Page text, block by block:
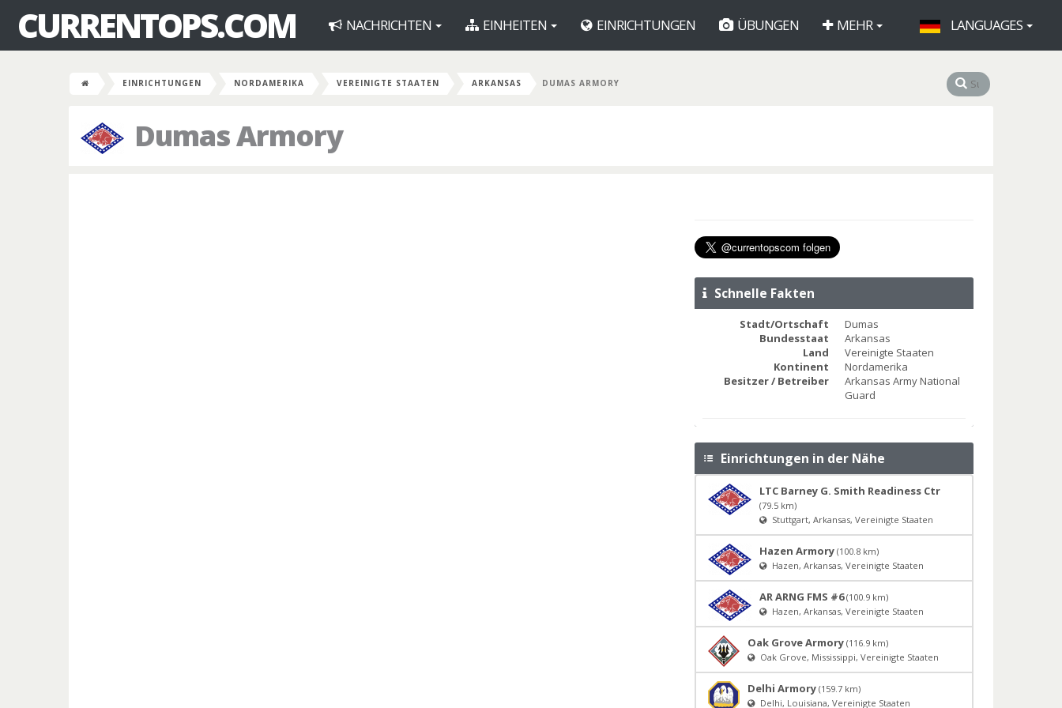
CURRENTOPS.COM NACHRICHTEN EINHEITEN EINRICHTUNGEN ÜBUNGEN MEHR LANGUAGES
EINRICHTUNGEN NORDAMERIKA VEREINIGTE STAATEN ARKANSAS DUMAS ARMORY
Dumas Armory
Schnelle Fakten
Stadt/Ortschaft
Dumas
Bundesstaat
Arkansas
Land
Vereinigte Staaten
Kontinent
Nordamerika
Besitzer / Betreiber
Arkansas Army National
Guard
Einrichtungen in der Nähe
LTC Barney G. Smith Readiness Ctr
(79.5 km)
Stuttgart, Arkansas, Vereinigte Staaten
Hazen Armory (100.8 km)
Hazen, Arkansas, Vereinigte Staaten
AR ARNG FMS #6 (100.9 km)
Hazen, Arkansas, Vereinigte Staaten
Oak Grove Armory (116.9 km)
Oak Grove, Mississippi, Vereinigte Staaten
Delhi Armory (159.7 km)
Delhi, Louisiana, Vereinigte Staaten